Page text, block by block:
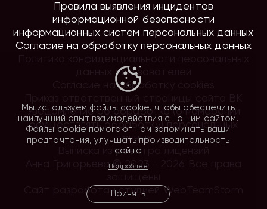
Правила выявления инцидентов
информационной безопасности
информационных систем персональных данных
Согласие на обработку персональных данных
данных пользователей
Согласие на обработку cookies
Уведомление об обработке (о намерении
осуществлять обработку) персональных
данных
Выписка из реестра лицензий
Анна Григорьева © 2023 - 2026 Все права
Сайт разработан студией WebTeamStorm
Мы используем файлы cookie, чтобы обеспечить
наилучший опыт взаимодействия с нашим сайтом.
Файлы cookie помогают нам запоминать ваши
предпочтения, улучшать производительность
сайта
Подробнее
Принять